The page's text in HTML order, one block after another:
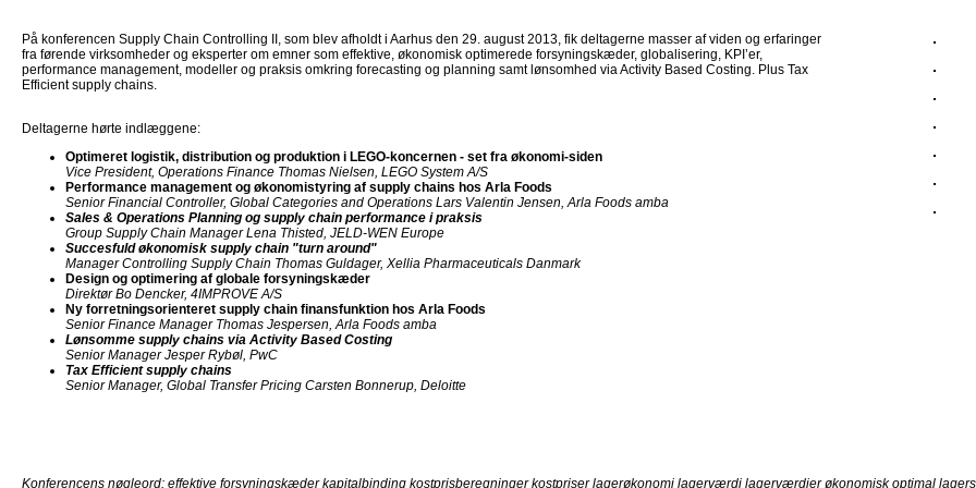
På konferencen Supply Chain Controlling II, som blev afholdt i Aarhus den 29. august 2013, fik deltagerne masser af viden og erfaringer
fra førende virksomheder og eksperter om emner som effektive, økonomisk optimerede forsyningskæder, globalisering, KPI’er,
performance management, modeller og praksis omkring forecasting og planning samt lønsomhed via Activity Based Costing. Plus Tax
Efficient supply chains.
Deltagerne hørte indlæggene:
Optimeret logistik, distribution og produktion i LEGO-koncernen - set fra økonomi-siden
Vice President, Operations Finance Thomas Nielsen, LEGO System A/S
Performance management og økonomistyring af supply chains hos Arla Foods
Senior Financial Controller, Global Categories and Operations Lars Valentin Jensen, Arla Foods amba
Sales & Operations Planning og supply chain performance i praksis
Group Supply Chain Manager Lena Thisted, JELD-WEN Europe
Succesfuld økonomisk supply chain "turn around"
Manager Controlling Supply Chain Thomas Guldager, Xellia Pharmaceuticals Danmark
Design og optimering af globale forsyningskæder
Direktør Bo Dencker, 4IMPROVE A/S
Ny forretningsorienteret supply chain finansfunktion hos Arla Foods
Senior Finance Manager Thomas Jespersen, Arla Foods amba
Lønsomme supply chains via Activity Based Costing
Senior Manager Jesper Rybøl, PwC
Tax Efficient supply chains
Senior Manager, Global Transfer Pricing Carsten Bonnerup, Deloitte
Konferencens nøgleord: effektive forsyningskæder kapitalbinding kostprisberegninger kostpriser lagerøkonomi lagerværdi lagerværdier økonomisk optimal